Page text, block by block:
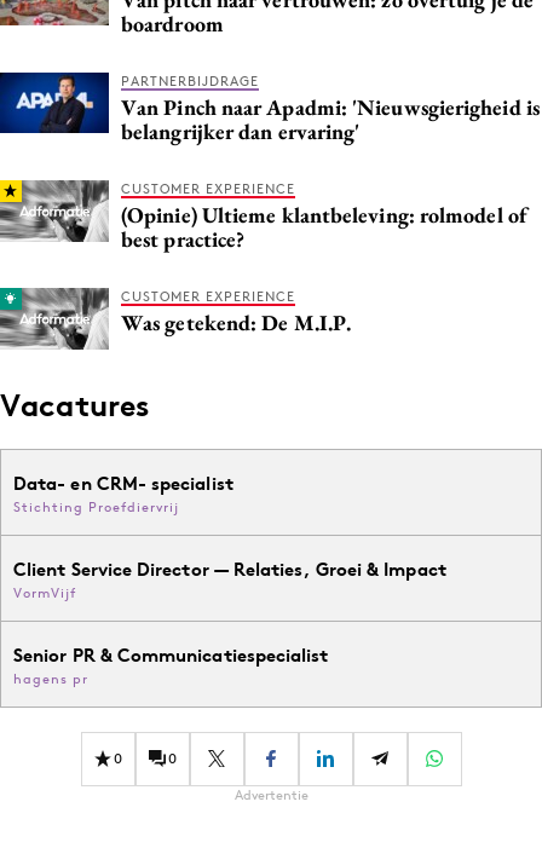
boardroom
PARTNERBIJDRAGE
Van Pinch naar Apadmi: 'Nieuwsgierigheid is
belangrijker dan ervaring'
CUSTOMER EXPERIENCE
(Opinie) Ultieme klantbeleving: rolmodel of
best practice?
CUSTOMER EXPERIENCE
Was getekend: De M.I.P.
Vacatures
Data- en CRM- specialist
Stichting Proefdiervrij
Client Service Director — Relaties, Groei & Impact
VormVijf
Senior PR & Communicatiespecialist
hagens pr
0 0
Advertentie